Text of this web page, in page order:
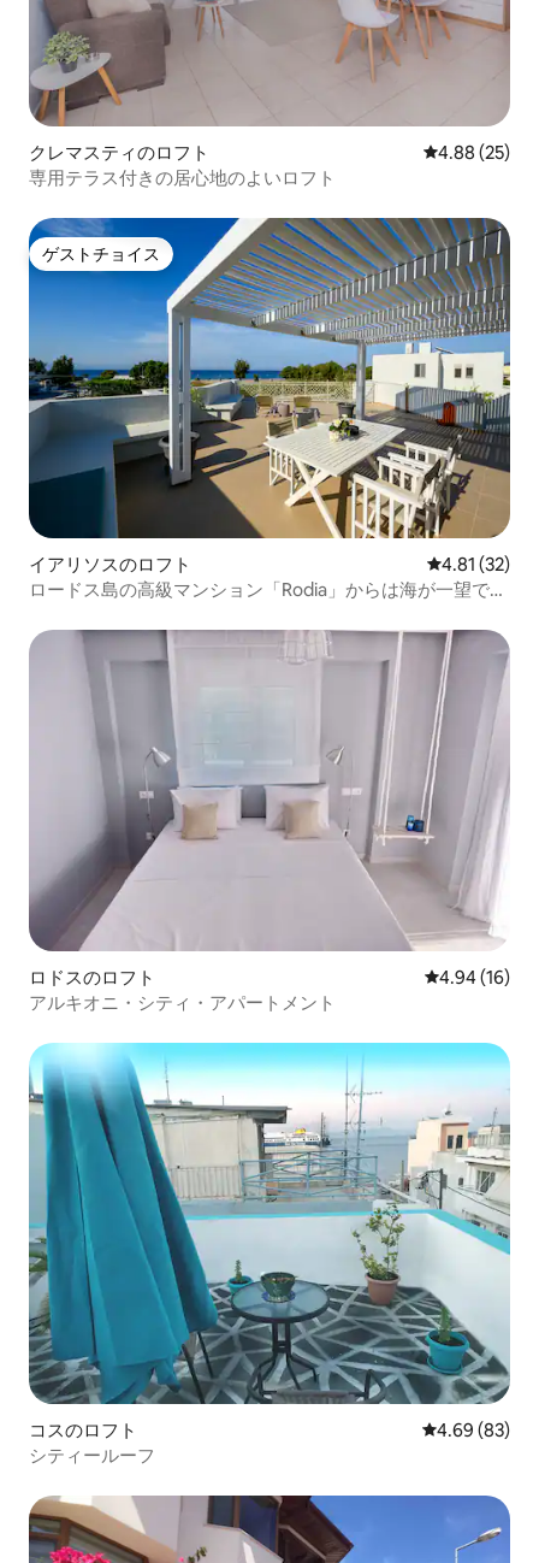
クレマスティのロフト レビュー25
4.88 (25)
専用テラス付きの居心地のよいロフト
ゲストチョイス
ゲストチョイス
イアリソスのロフト レビュー32
4.81 (32)
ロードス島の高級マンション「Rodia」からは海が一望でき
ロドスのロフト レビュー16
4.94 (16)
アルキオニ・シティ・アパートメント
コスのロフト レビュー83
4.69 (83)
シティールーフ